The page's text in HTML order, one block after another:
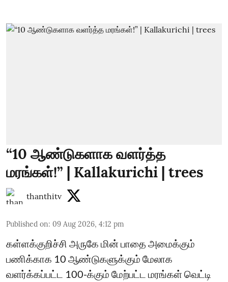
“10 ஆண்டுகளாக வளர்த்த
மரங்கள்!” | Kallakurichi | trees
thanthitv
Published on: 09 Aug 2026, 4:12 pm
கள்ளக்குறிச்சி அருகே மின் பாதை அமைக்கும்
பணிக்காக 10 ஆண்டுகளுக்கும் மேலாக
வளர்க்கப்பட்ட 100-க்கும் மேற்பட்ட மரங்கள் வெட்டி